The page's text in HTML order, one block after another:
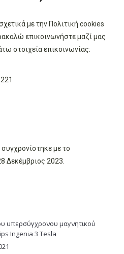
με την Πολιτική cookies
επικοινωνήστε μαζί μας
στοιχεία επικοινωνίας:
με το
Δεκέμβριος 2023.
υπερσύγχρονου μαγνητικού
Ingenia 3 Tesla